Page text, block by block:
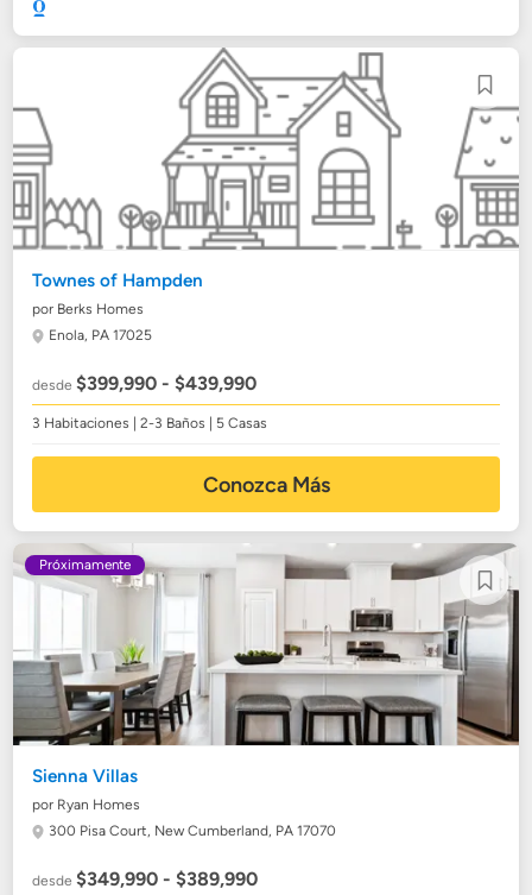
Townes of Hampden
por Berks Homes
Enola, PA 17025
desde$399,990 - $439,990
3 Habitaciones | 2-3 Baños | 5 Casas
Conozca Más
Próximamente
Sienna Villas
por Ryan Homes
300 Pisa Court, New Cumberland, PA 17070
desde$349,990 - $389,990